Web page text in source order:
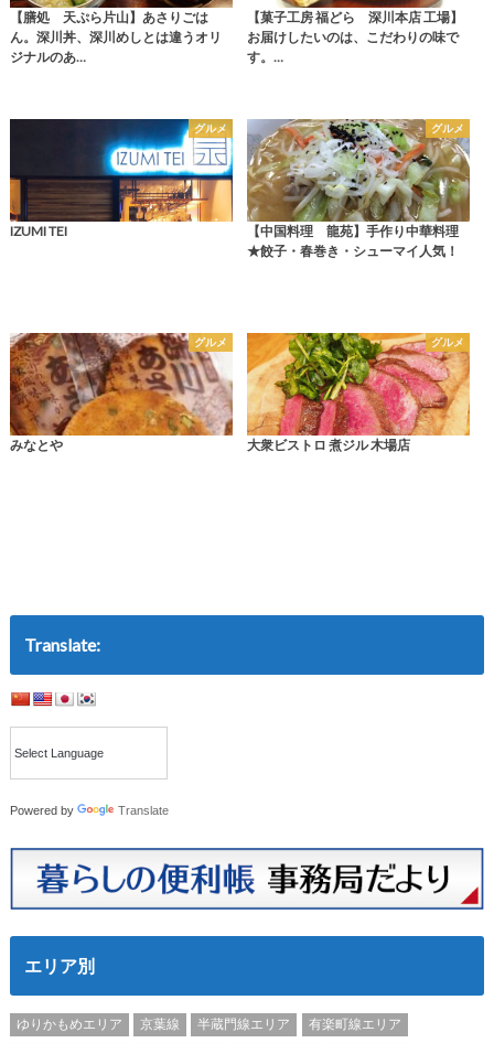
【膳処 天ぷら片山】あさりごは
ん。深川丼、深川めしとは違うオリ
ジナルのあ…
【菓子工房 福どら 深川本店 工場】
お届けしたいのは、こだわりの味で
す。…
グルメ
IZUMI TEI
グルメ
【中国料理 龍苑】手作り中華料理
★餃子・春巻き・シューマイ人気！
グルメ
みなとや
グルメ
大衆ビストロ 煮ジル 木場店
Translate:
Powered by Translate
エリア別
ゆりかもめエリア 京葉線 半蔵門線エリア
有楽町線エリア